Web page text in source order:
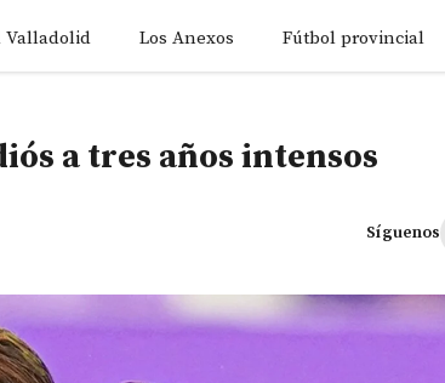
Valladolid Los Anexos Fútbol provincial
a tres años intensos
Síguenos